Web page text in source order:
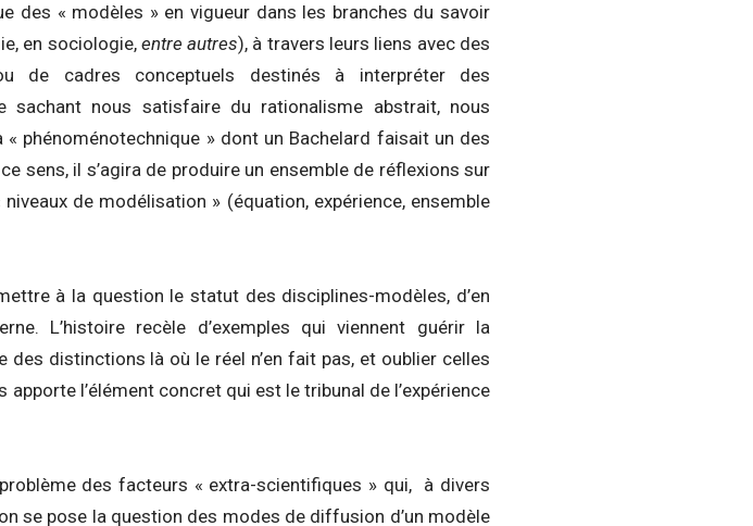
des « modèles » en vigueur dans les branches du savoir
en sociologie,entre autres), à travers leurs liens avec des
de cadres conceptuels destinés à interpréter des
sachant nous satisfaire du rationalisme abstrait, nous
phénoménotechnique » dont un Bachelard faisait un des
sens, il s’agira de produire un ensemble de réflexions sur
de modélisation » (équation, expérience, ensemble
à la question le statut des disciplines-modèles, d’en
L’histoire recèle d’exemples qui viennent guérir la
distinctions là où le réel n’en fait pas, et oublier celles
l’élément concret qui est le tribunal de l’expérience
des facteurs « extra-scientifiques » qui, à divers
se pose la question des modes de diffusion d’un modèle